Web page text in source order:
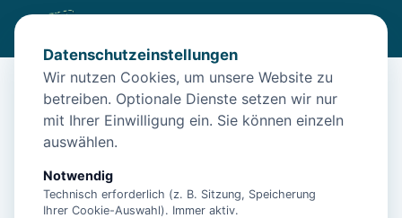
/Unterkünfte /Norden/Norden: Apartment Schwalbennest I
Norden: Apartment Schwalbennest
26506 Norden
Datenschutzeinstellungen
Wir nutzen Cookies, um unsere Website zu
betreiben. Optionale Dienste setzen wir nur
mit Ihrer Einwilligung ein. Sie können einzeln
auswählen.
Notwendig
Technisch erforderlich (z. B. Sitzung, Speicherung
Ihrer Cookie-Auswahl). Immer aktiv.